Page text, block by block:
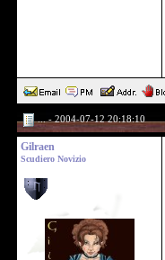
... - 2004-07-12 20:18:10
Gilraen
Scudiero Novizio